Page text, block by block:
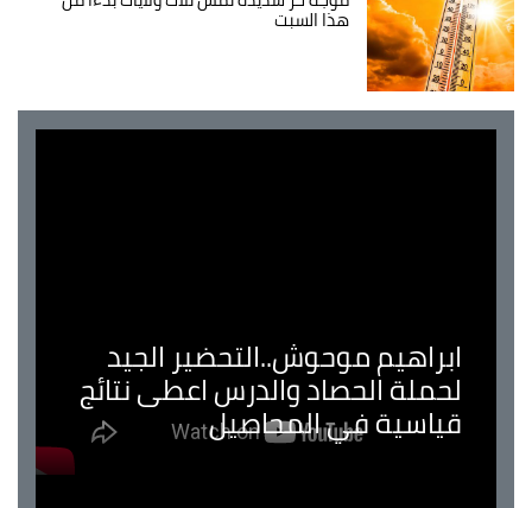
هذا السبت
ابراهيم موحوش..التحضير الجيد
لحملة الحصاد والدرس اعطى نتائج
قياسية في المحاصيل